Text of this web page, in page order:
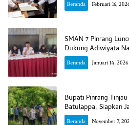
Beranda Februari 16,
SMAN 7 Pinrang
Dukung Adiwiyata
Beranda Januari 14, 2026
Bupati Pinrang
Batulappa, Siapkan
Beranda November 7,